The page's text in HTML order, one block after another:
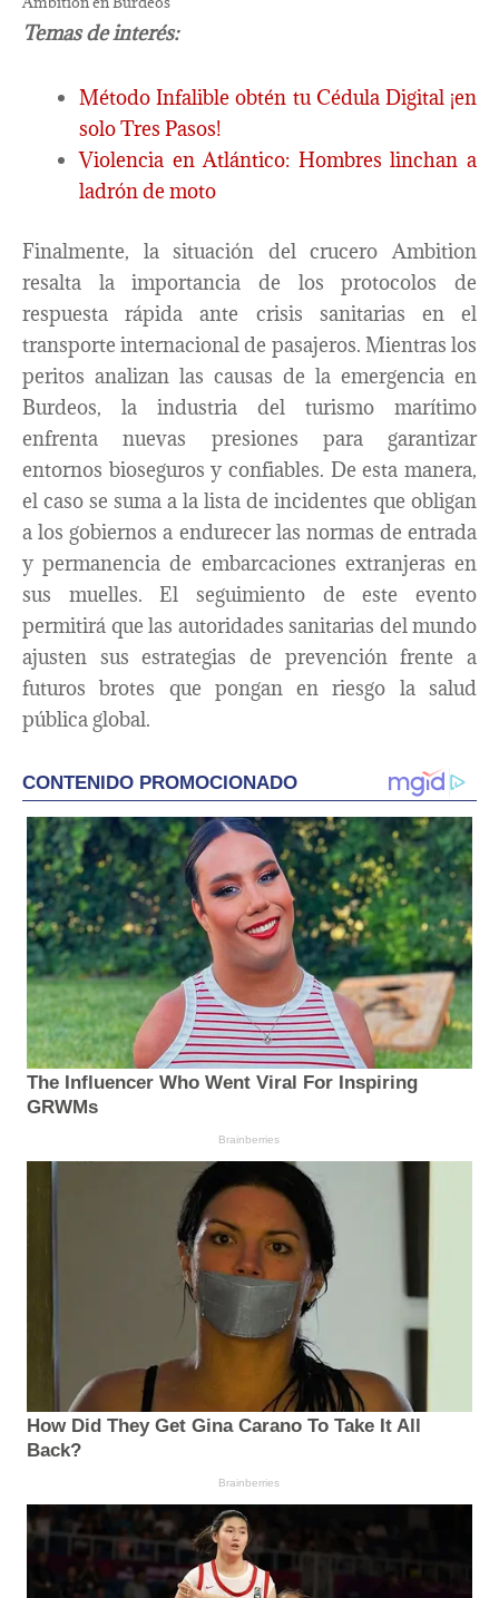
Temas de interés:
Método Infalible obtén tu Cédula Digital ¡en
solo Tres Pasos!
Violencia en Atlántico: Hombres linchan a
ladrón de moto
Finalmente, la situación del crucero Ambition
resalta la importancia de los protocolos de
respuesta rápida ante crisis sanitarias en el
transporte internacional de pasajeros. Mientras los
peritos analizan las causas de la emergencia en
Burdeos, la industria del turismo marítimo
enfrenta nuevas presiones para garantizar
entornos bioseguros y confiables. De esta manera,
el caso se suma a la lista de incidentes que obligan
a los gobiernos a endurecer las normas de entrada
y permanencia de embarcaciones extranjeras en
sus muelles. El seguimiento de este evento
permitirá que las autoridades sanitarias del mundo
ajusten sus estrategias de prevención frente a
futuros brotes que pongan en riesgo la salud
pública global.